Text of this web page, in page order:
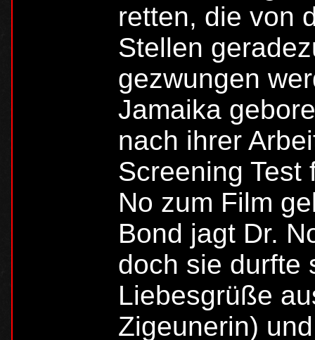
retten, die von
Stellen
gezwungen
Jamaika
nach ihrer
Screening Test
No zum Film
Bond jagt Dr.
doch sie durfte
Liebesgrüße
Zigeunerin)